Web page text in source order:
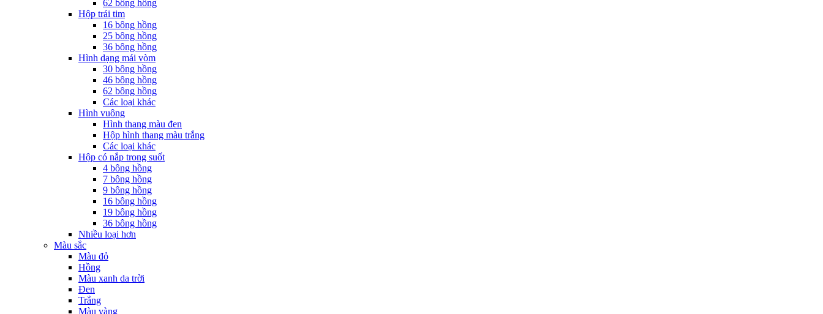
62 bông hồng
Hộp trái tim
16 bông hồng
25 bông hồng
36 bông hồng
Hình dạng mái vòm
30 bông hồng
46 bông hồng
62 bông hồng
Các loại khác
Hình vuông
Hình thang màu đen
Hộp hình thang màu trắng
Các loại khác
Hộp có nắp trong suốt
4 bông hồng
7 bông hồng
9 bông hồng
16 bông hồng
19 bông hồng
36 bông hồng
Nhiều loại hơn
Màu sắc
Màu đỏ
Hồng
Màu xanh da trời
Đen
Trắng
Màu vàng